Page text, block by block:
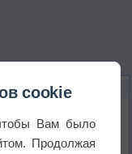
cookie
Вам было
Продолжая